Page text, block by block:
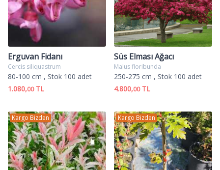
Erguvan Fidanı
Cercis siliquastrum
80-100 cm , Stok 100 adet
1.080,00TL
Süs Elması Ağacı
Malus floribunda
250-275 cm , Stok 100 adet
4.800,00TL
Kargo Bizden Kargo Bizden